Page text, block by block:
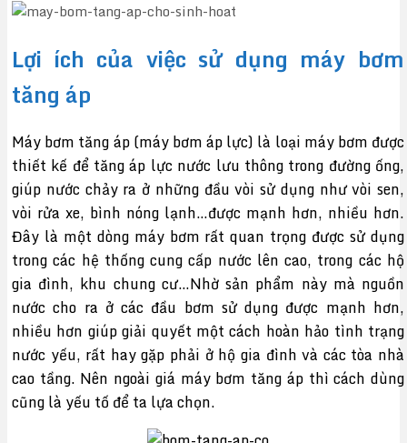
Lợi ích của việc sử dụng máy bơm
tăng áp
Máy bơm tăng áp (máy bơm áp lực) là loại máy bơm được
thiết kế để tăng áp lực nước lưu thông trong đường ống,
giúp nước chảy ra ở những đầu vòi sử dụng như vòi sen,
vòi rửa xe, bình nóng lạnh…được mạnh hơn, nhiều hơn.
Đây là một dòng máy bơm rất quan trọng được sử dụng
trong các hệ thống cung cấp nước lên cao, trong các hộ
gia đình, khu chung cư…Nhờ sản phẩm này mà nguồn
nước cho ra ở các đầu bơm sử dụng được mạnh hơn,
nhiều hơn giúp giải quyết một cách hoàn hảo tình trạng
nước yếu, rất hay gặp phải ở hộ gia đình và các tòa nhà
cao tầng. Nên ngoài giá máy bơm tăng áp thì cách dùng
cũng là yếu tố để ta lựa chọn.